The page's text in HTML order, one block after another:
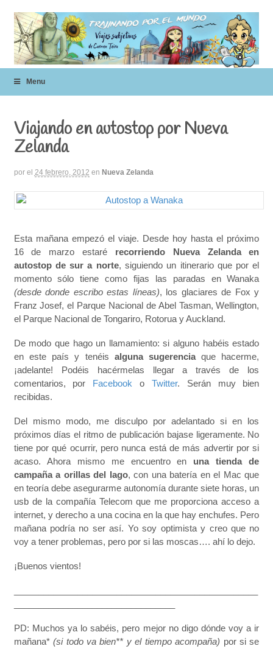
Menu
Viajando en autostop por Nueva
Zelanda
por el 24 febrero, 2012 en Nueva Zelanda
Esta mañana empezó el viaje. Desde hoy hasta el próximo
16 de marzo estaré recorriendo Nueva Zelanda en
autostop de sur a norte, siguiendo un itinerario que por el
momento sólo tiene como fijas las paradas en Wanaka
(desde donde escribo estas líneas), los glaciares de Fox y
Franz Josef, el Parque Nacional de Abel Tasman, Wellington,
el Parque Nacional de Tongariro, Rotorua y Auckland.
De modo que hago un llamamiento: si alguno habéis estado
en este país y tenéis alguna sugerenciaque hacerme,
¡adelante! Podéis hacérmelas llegar a través de los
comentarios, por Facebook o Twitter. Serán muy bien
recibidas.
Del mismo modo, me disculpo por adelantado si en los
próximos días el ritmo de publicación bajase ligeramente. No
tiene por qué ocurrir, pero nunca está de más advertir por si
acaso. Ahora mismo me encuentro en una tienda de
campaña a orillas del lago, con una batería en el Mac que
en teoría debe asegurarme autonomía durante siete horas, un
usb de la compañía Telecom que me proporciona acceso a
internet, y derecho a una cocina en la que hay enchufes. Pero
mañana podría no ser así. Yo soy optimista y creo que no
voy a tener problemas, pero por si las moscas…. ahí lo dejo.
¡Buenos vientos!
PD: Muchos ya lo sabéis, pero mejor no digo dónde voy a ir
mañana*(si todo va bien** y el tiempo acompaña) por si se